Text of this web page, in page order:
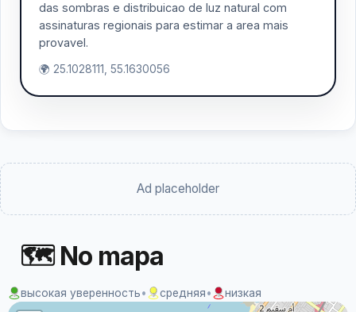
das sombras e distribuicao de luz natural com
assinaturas regionais para estimar a area mais
provavel.
🌍 25.1028111, 55.1630056
Ad placeholder
🗺 No mapa
высокая уверенность• средняя• низкая